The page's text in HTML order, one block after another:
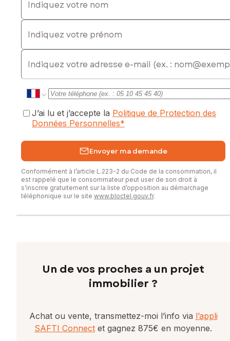
Indiquez votre prénom
E-mail
J’ai lu et j’accepte la Politique de Protection des
Données Personnelles*
Envoyer ma demande
Conformément à l’article L.223-2 du Code de la consommation, il
est rappelé que le consommateur peut user de son droit à
s’inscrire gratuitement sur la liste d’opposition au démarchage
téléphonique sur le site www.bloctel.gouv.fr.
Un de vos proches a un projet
immobilier ?
Achat ou vente, transmettez-moi l’info via l’appli
SAFTI Connect et gagnez 875€ en moyenne.